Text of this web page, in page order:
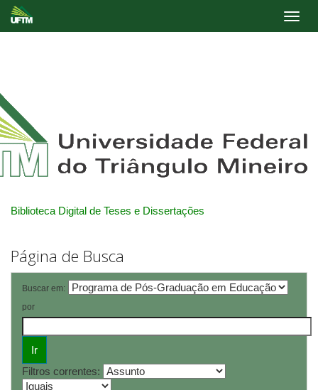
Biblioteca Digital de Teses e Dissertações
Página de Busca
Buscar em:
por
Filtros correntes: